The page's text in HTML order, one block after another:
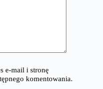
e-mail i stronę
komentowania.